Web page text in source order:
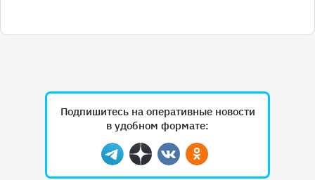
Подпишитесь на оперативные новости
в удобном формате:
Telegram
ДзенВконтактеОдноклассники